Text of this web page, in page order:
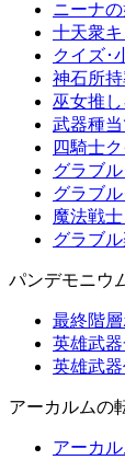
ニーナ
十天衆
クイズ･
神石所
巫女推
武器種
四騎士
グラブ
グラブ
魔法戦
グラブ
パンデモニウ
最終階
英雄武
英雄武
アーカルムの
アーカ